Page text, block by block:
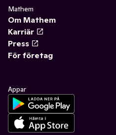
Mathem
Om Mathem
Karriär
Press
För företag
Appar